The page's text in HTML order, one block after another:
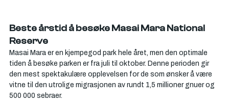
Beste årstid å besøke Masai Mara National
Reserve
Masai Mara er en kjempegod park hele året, men den optimale
tiden å besøke parken er fra juli til oktober. Denne perioden gir
den mest spektakulære opplevelsen for de som ønsker å være
vitne til den utrolige migrasjonen av rundt 1,5 millioner gnuer og
500 000 sebraer.